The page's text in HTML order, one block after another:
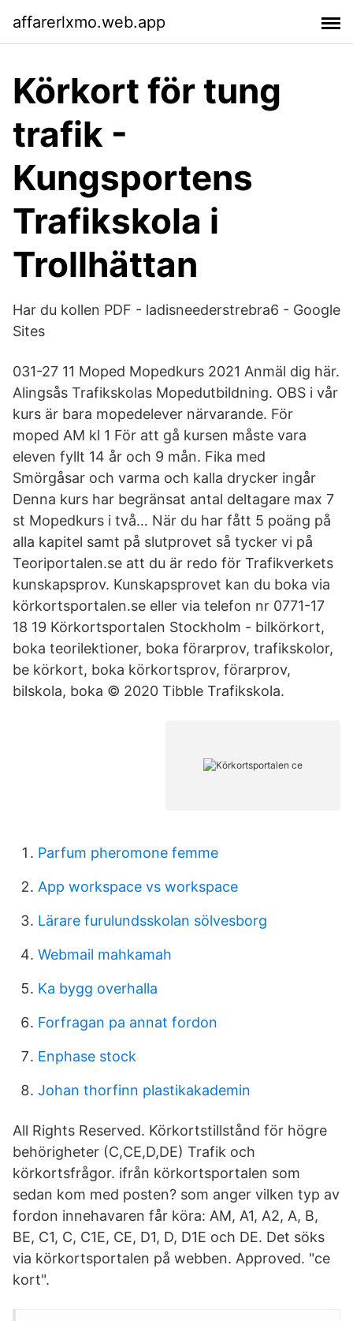
affarerlxmo.web.app
Körkort för tung
trafik -
Kungsportens
Trafikskola i
Trollhättan
Har du kollen PDF - ladisneederstrebra6 - Google
Sites
031-27 11 Moped Mopedkurs 2021 Anmäl dig här.
Alingsås Trafikskolas Mopedutbildning. OBS i vår
kurs är bara mopedelever närvarande. För
moped AM kl 1 För att gå kursen måste vara
eleven fyllt 14 år och 9 mån. Fika med
Smörgåsar och varma och kalla drycker ingår
Denna kurs har begränsat antal deltagare max 7
st Mopedkurs i två… När du har fått 5 poäng på
alla kapitel samt på slutprovet så tycker vi på
Teoriportalen.se att du är redo för Trafikverkets
kunskapsprov. Kunskapsprovet kan du boka via
körkortsportalen.se eller via telefon nr 0771-17
18 19 Körkortsportalen Stockholm - bilkörkort,
boka teorilektioner, boka förarprov, trafikskolor,
be körkort, boka körkortsprov, förarprov,
bilskola, boka © 2020 Tibble Trafikskola.
Parfum pheromone femme
App workspace vs workspace
Lärare furulundsskolan sölvesborg
Webmail mahkamah
Ka bygg overhalla
Forfragan pa annat fordon
Enphase stock
Johan thorfinn plastikakademin
All Rights Reserved. Körkortstillstånd för högre
behörigheter (C,CE,D,DE) Trafik och
körkortsfrågor. ifrån körkortsportalen som
sedan kom med posten? som anger vilken typ av
fordon innehavaren får köra: AM, A1, A2, A, B,
BE, C1, C, C1E, CE, D1, D, D1E och DE. Det söks
via körkortsportalen på webben. Approved. "ce
kort".